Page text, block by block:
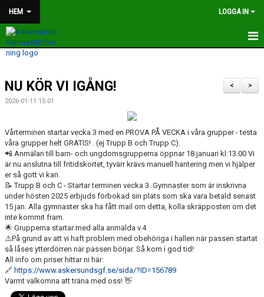
HEM LOGGA IN
HEM
SOMMARTRÄNING
TRÄNINGSTIDER OCH GRUPPER
MEDLEMSAVGIFTER
FÖRENINGEN
BILDER OCH FILMER
NYHETER
KONTAKT
>
<
NU KÖR VI IGÅNG!
2026-01-11 15:01
Vårterminen startar vecka 3 med en PROVA PÅ VECKA i våra grupper - testa
våra grupper helt GRATIS! . (ej Trupp B och Trupp C).
📲 Anmälan till barn- och ungdomsgrupperna öppnar 18 januari kl:13.00 Vi
är nu anslutna till fritidskortet, tyvärr krävs manuell hantering men vi hjälper
er så gott vi kan.
📝 Trupp B och C - Startar terminen vecka 3. Gymnaster som är inskrivna
under hösten 2025 erbjuds förbokad sin plats som ska vara betald senast
15 jan. Alla gymnaster ska ha fått mail om detta, kolla skräpposten om det
inte kommit fram.
🌟 Grupperna startar med alla anmälda v.4
⚠️På grund av att vi haft problem med obehöriga i hallen när passen startat
så låses ytterdörren när passen börjar. Så kom i god tid!
All info om priser hittar ni här:
🔗 https://www.askersundsgf.se/sida/?ID=156789
Varmt välkomna att träna med oss! 👋